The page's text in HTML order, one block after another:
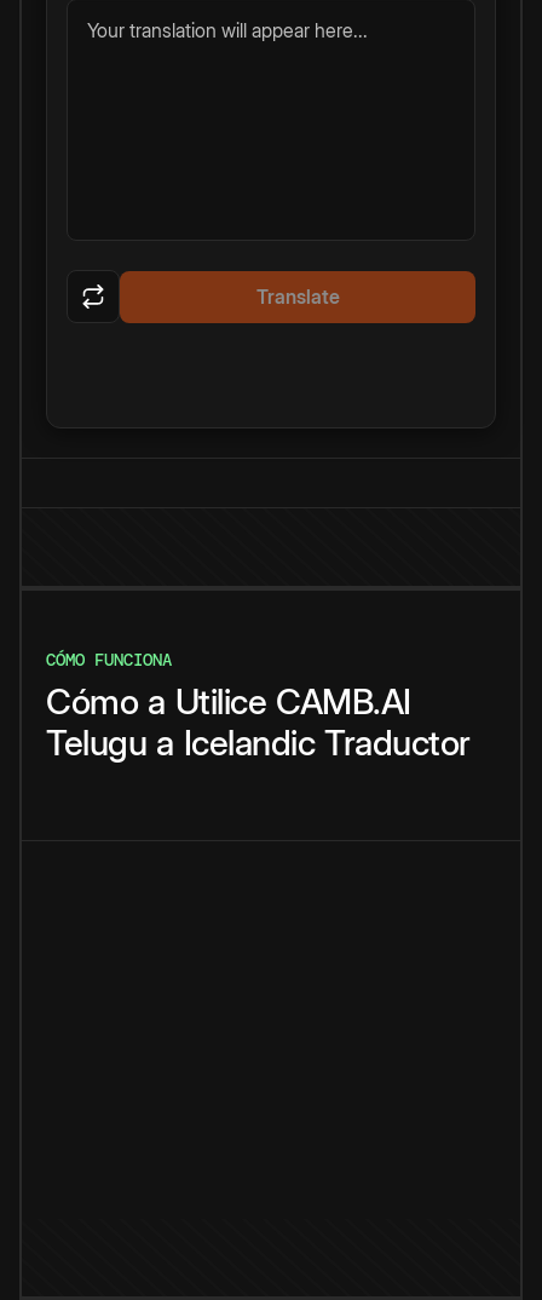
Your translation will appear here...
Translate
CÓMO FUNCIONA
Cómo a Utilice CAMB.AI
Telugu a Icelandic Traductor